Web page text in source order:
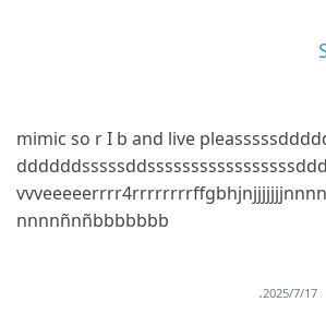
mimic so r I b and live
ddddddsssssddsssssssssssssssss
vvveeeeerrrr4rrrrrrrrffgbhjnjj
nnnnñnñbbbbbbb
17‏/7‏/2025
.